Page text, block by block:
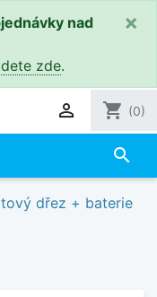
nad
zde.
×
 shopping_cart (0)
search
dřez + baterie